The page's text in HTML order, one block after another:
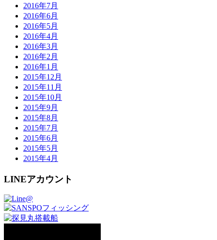
2016年7月
2016年6月
2016年5月
2016年4月
2016年3月
2016年2月
2016年1月
2015年12月
2015年11月
2015年10月
2015年9月
2015年8月
2015年7月
2015年6月
2015年5月
2015年4月
LINEアカウント